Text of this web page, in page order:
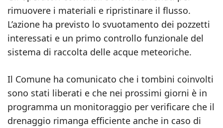
rimuovere i materiali e ripristinare il flusso.
L’azione ha previsto lo svuotamento dei pozzetti
interessati e un primo controllo funzionale del
sistema di raccolta delle acque meteoriche.
Il Comune ha comunicato che i tombini coinvolti
sono stati liberati e che nei prossimi giorni è in
programma un monitoraggio per verificare che il
drenaggio rimanga efficiente anche in caso di